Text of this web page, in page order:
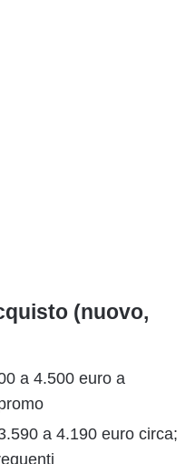
(nuovo,
a 4.500 euro a
a 4.190 euro circa;